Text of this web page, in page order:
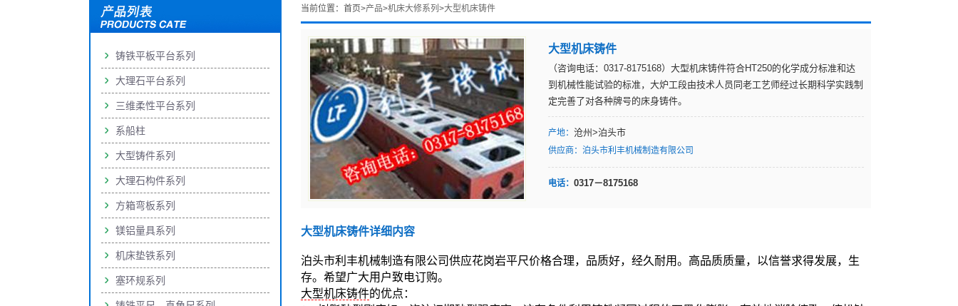
当前位置： 首页>产品>机床大修系列 >大型机床铸件
大型机床铸件
（咨询电话：0317-8175168）大型机床铸件符合HT250的化学成分标准和达
到机械性能试验的标准，大炉工段由技术人员同老工艺师经过长期科学实践制
定完善了对各种牌号的床身铸件。
产地： 沧州>泊头市
供应商： 泊头市利丰机械制造有限公司
电话： 0317－8175168
大型机床铸件详细内容
泊头市利丰机械制造有限公司供应花岗岩平尺价格合理，品质好，经久耐用。高品质质量，以信誉求得发展，生
存。希望广大用户致电订购。
大型机床铸件的优点：
铸铁平板平台系列
大理石平台系列
三维柔性平台系列
系船柱
大型铸件系列
大理石构件系列
方箱弯板系列
镁铝量具系列
机床垫铁系列
塞环规系列